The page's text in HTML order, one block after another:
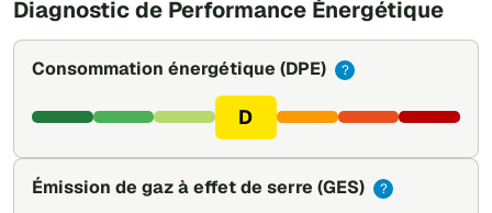
Diagnostic de Performance Énergétique
Consommation énergétique (DPE) ?
D
Émission de gaz à effet de serre (GES) ?